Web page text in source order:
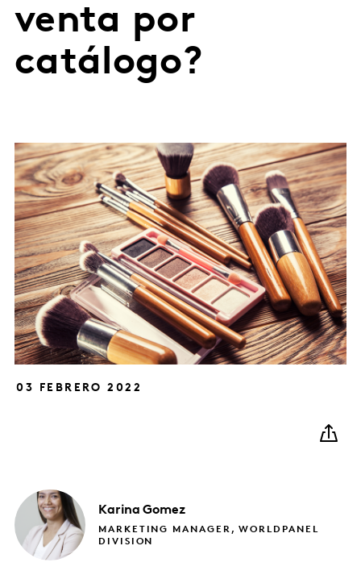
venta por
catálogo?
03 FEBRERO 2022
Karina Gomez
MARKETING MANAGER, WORLDPANEL
DIVISION